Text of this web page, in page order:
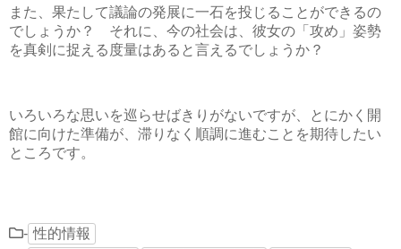
また、果たして議論の発展に一石を投じることができるの
でしょうか？ それに、今の社会は、彼女の「攻め」姿勢
を真剣に捉える度量はあると言えるでしょうか？
いろいろな思いを巡らせばきりがないですが、とにかく開
館に向けた準備が、滞りなく順調に進むことを期待したい
ところです。
- 性的情報